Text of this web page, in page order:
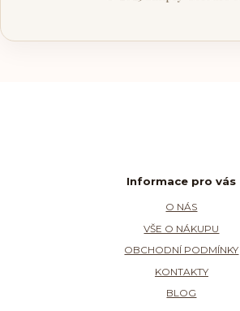
Informace pro vás
O NÁS
VŠE O NÁKUPU
OBCHODNÍ PODMÍNKY
KONTAKTY
BLOG